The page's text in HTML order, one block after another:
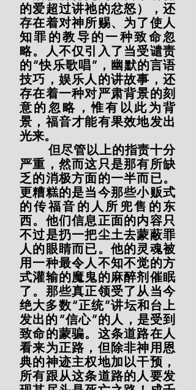
的爱超过讲祂的忿怒），还
存在着对神所赐、为了使人
知罪的教导的一种致命忽
略。人不仅引入了当受谴责
的“快乐歌唱”，幽默的言语
技巧，娱乐人的讲故事，还
存在着一种对严肃背景的刻
意的忽略，惟有以此为背
景，福音才能有果效地发出
光来。
但尽管以上的指责十分
严重，然而这只是那有所缺
乏的消极方面的一半而已。
更糟糕的是当今那些小贩式
的传福音的人所兜售的东
西。他们信息正面的内容只
不过是扔一把尘土去蒙蔽罪
人的眼睛而已。他的灵魂被
用一种最令人不知不觉的方
式灌输的魔鬼的麻醉剂催眠
了。那些真正领受了从当今
绝大多数“正统”讲坛和台上
发出的“信心”的人，是受到
致命的蒙骗。这条道路在人
看来为正路，但除非神用恩
典的神迹主权地加以干预，
所有跟从这条道路的人要发